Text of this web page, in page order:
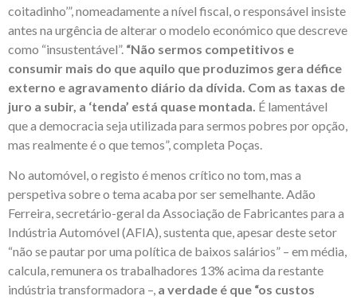
coitadinho’”, nomeadamente a nível fiscal, o responsável insiste
antes na urgência de alterar o modelo económico que descreve
como “insustentável”. “Não sermos competitivos e
consumir mais do que aquilo que produzimos gera défice
externo e agravamento diário da dívida. Com as taxas de
juro a subir, a ‘tenda’ está quase montada. É lamentável
que a democracia seja utilizada para sermos pobres por opção,
mas realmente é o que temos”, completa Poças.
No automóvel, o registo é menos crítico no tom, mas a
perspetiva sobre o tema acaba por ser semelhante. Adão
Ferreira, secretário-geral da Associação de Fabricantes para a
Indústria Automóvel (AFIA), sustenta que, apesar deste setor
“não se pautar por uma política de baixos salários” – em média,
calcula, remunera os trabalhadores 13% acima da restante
indústria transformadora –, a verdade é que “os custos